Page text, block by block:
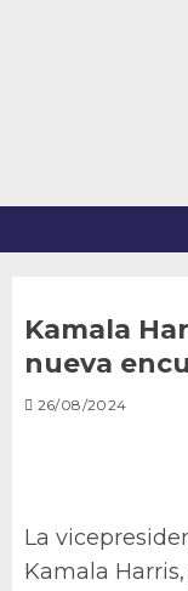
Kamala
nueva
26/08/2024
La
Kamala